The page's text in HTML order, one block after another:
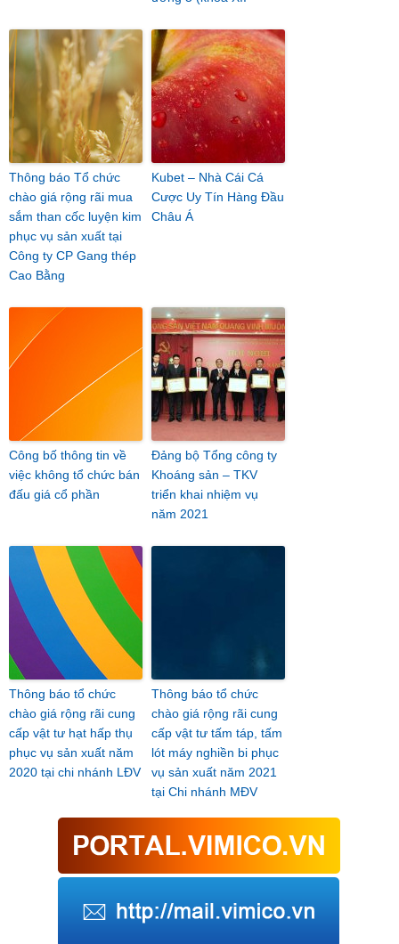
Thông báo Tổ chức
chào giá rộng rãi mua
sắm than cốc luyện kim
phục vụ sản xuất tại
Công ty CP Gang thép
Cao Bằng
Kubet – Nhà Cái Cá
Cược Uy Tín Hàng Đầu
Châu Á
Công bố thông tin về
việc không tổ chức bán
đấu giá cổ phần
Đảng bộ Tổng công ty
Khoáng sản – TKV
triển khai nhiệm vụ
năm 2021
Thông báo tổ chức
chào giá rộng rãi cung
cấp vật tư hạt hấp thụ
phục vụ sản xuất năm
2020 tại chi nhánh LĐV
Thông báo tổ chức
chào giá rộng rãi cung
cấp vật tư tấm táp, tấm
lót máy nghiền bi phục
vụ sản xuất năm 2021
tại Chi nhánh MĐV